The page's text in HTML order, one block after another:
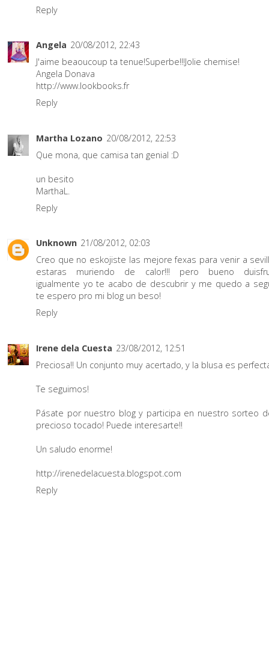
Reply
Angela 20/08/2012, 22:43
J'aime beaoucoup ta tenue!Superbe!!!Jolie chemise!
Angela Donava
http://www.lookbooks.fr
Reply
Martha Lozano 20/08/2012, 22:53
Que mona, que camisa tan genial :D
un besito
MarthaL.
Reply
Unknown 21/08/2012, 02:03
Creo que no eskojiste las mejore fexas para venir a
estaras muriendo de calor!!! pero bueno
igualmente yo te acabo de descubrir y me quedo a
te espero pro mi blog un beso!
Reply
Irene dela Cuesta 23/08/2012, 12:51
Preciosa!! Un conjunto muy acertado, y la blusa es
Te seguimos!
Pásate por nuestro blog y participa en nuestro sorteo
precioso tocado! Puede interesarte!!
Un saludo enorme!
http://irenedelacuesta.blogspot.com
Reply